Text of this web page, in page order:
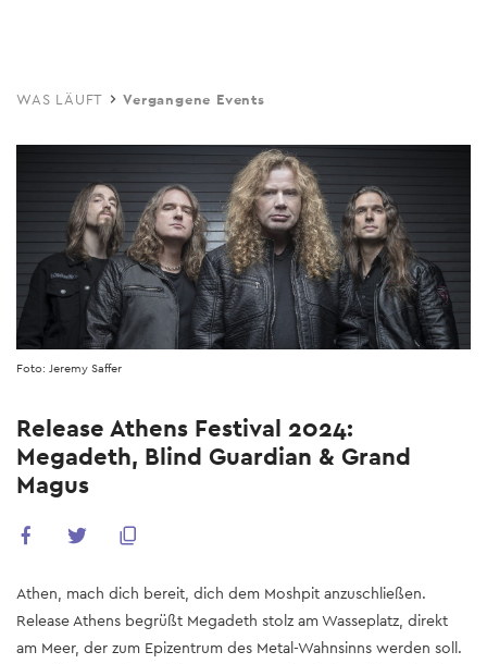
main
WAS LÄUFT Vergangene Events
Foto: Jeremy Saffer
Release Athens Festival 2024:
Megadeth, Blind Guardian & Grand
Magus
Athen, mach dich bereit, dich dem Moshpit anzuschließen.
Release Athens begrüßt Megadeth stolz am Wasseplatz, direkt
am Meer, der zum Epizentrum des Metal-Wahnsinns werden soll.